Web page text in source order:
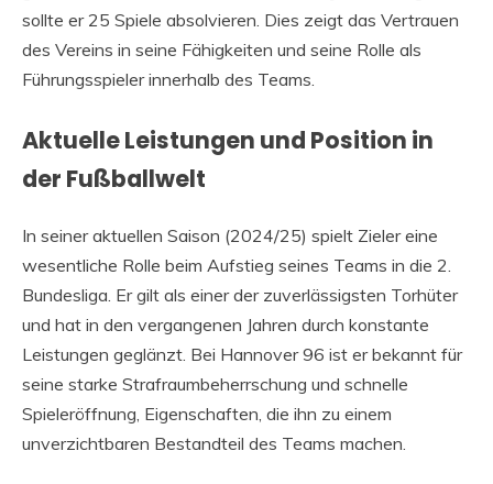
sollte er 25 Spiele absolvieren. Dies zeigt das Vertrauen
des Vereins in seine Fähigkeiten und seine Rolle als
Führungsspieler innerhalb des Teams.
Aktuelle Leistungen und Position in
der Fußballwelt
In seiner aktuellen Saison (2024/25) spielt Zieler eine
wesentliche Rolle beim Aufstieg seines Teams in die 2.
Bundesliga. Er gilt als einer der zuverlässigsten Torhüter
und hat in den vergangenen Jahren durch konstante
Leistungen geglänzt. Bei Hannover 96 ist er bekannt für
seine starke Strafraumbeherrschung und schnelle
Spieleröffnung, Eigenschaften, die ihn zu einem
unverzichtbaren Bestandteil des Teams machen.